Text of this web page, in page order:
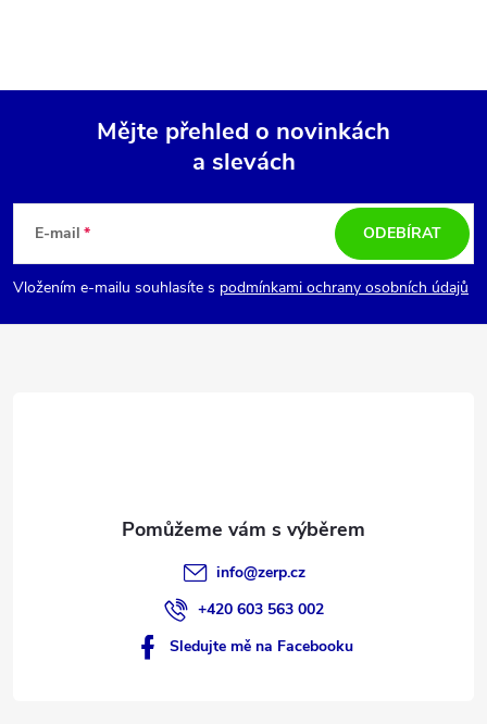
p
a
Mějte přehled o novinkách
a slevách
E-mail
Vložením e-mailu souhlasíte s podmínkami ochrany osobních údajů
ODEBÍRAT
info@zerp.cz
+420 603 563 002
Sledujte mě na Facebooku